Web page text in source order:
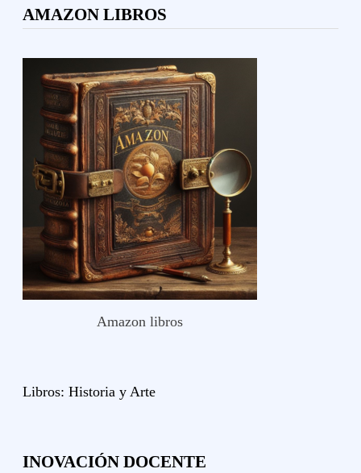
AMAZON LIBROS
Amazon libros
Libros: Historia y Arte
INOVACIÓN DOCENTE